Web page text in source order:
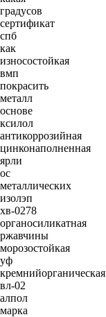
градусов
сертификат
спб
как
износостойкая
вмп
покрасить
металл
основе
ксилол
антикоррозийная
цинконаполненная
ярли
ос
металлических
изолэп
хв-0278
органосиликатная
ржавчины
морозостойкая
уф
кремнийорганическая
вл-02
алпол
марка